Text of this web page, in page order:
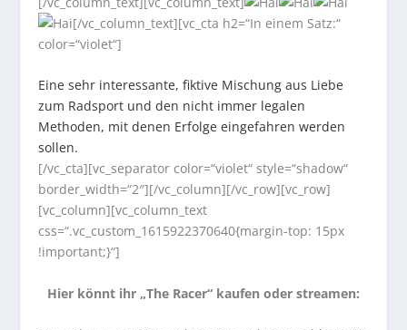
[/vc_column_text][vc_cta h2=“In einem Satz:“
color=“violet“]
Eine sehr interessante, fiktive Mischung aus Liebe
zum Radsport und den nicht immer legalen
Methoden, mit denen Erfolge eingefahren werden
sollen.
[/vc_cta][vc_separator color=“violet“ style=“shadow“
border_width=“2″][/vc_column][/vc_row][vc_row]
[vc_column][vc_column_text
css=“.vc_custom_1615922370640{margin-top: 15px
!important;}“]
Hier könnt ihr „The Racer“ kaufen oder streamen: